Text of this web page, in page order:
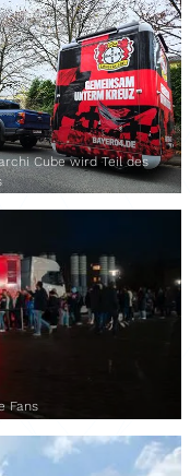
Cube wird Teil des
Fans